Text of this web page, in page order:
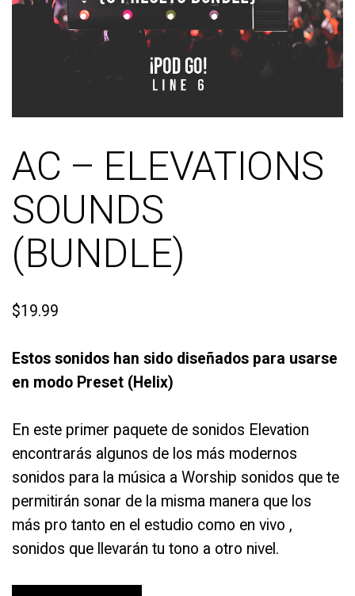
AC – ELEVATIONS
SOUNDS
(BUNDLE)
$19.99
Estos sonidos han sido diseñados para usarse
en modo Preset (Helix)
En este primer paquete de sonidos Elevation
encontrarás algunos de los más modernos
sonidos para la música a Worship sonidos que te
permitirán sonar de la misma manera que los
más pro tanto en el estudio como en vivo ,
sonidos que llevarán tu tono a otro nivel.